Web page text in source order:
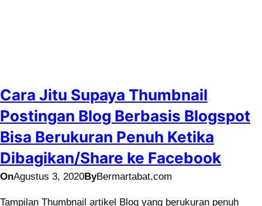
Cara Jitu Supaya Thumbnail
Postingan Blog Berbasis Blogspot
Bisa Berukuran Penuh Ketika
Dibagikan/Share ke Facebook
OnAgustus 3, 2020ByBermartabat.com
Tampilan Thumbnail artikel Blog yang berukuran penuh